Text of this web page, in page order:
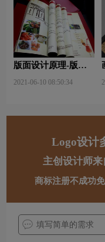
版面设计原理-版面
素？
2021-06-10 08:50:34
Logo设计
主创设计师
商标注册不成功